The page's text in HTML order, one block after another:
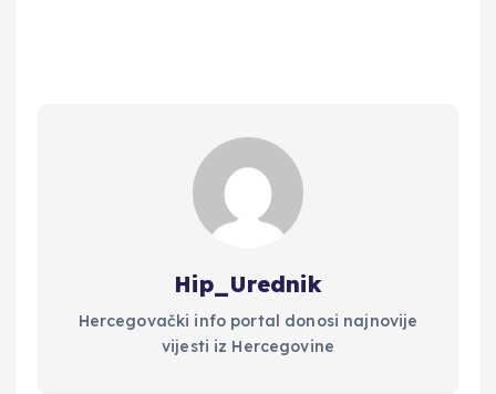
Hip_Urednik
Hercegovački info portal donosi najnovije
vijesti iz Hercegovine